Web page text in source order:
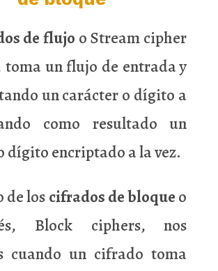
de flujo o Stream cipher
toma un flujo de entrada y
un carácter o dígito a
como resultado un
dígito encriptado a la vez.
de loscifrados de bloqueo
Block ciphers, nos
cuando un cifrado toma